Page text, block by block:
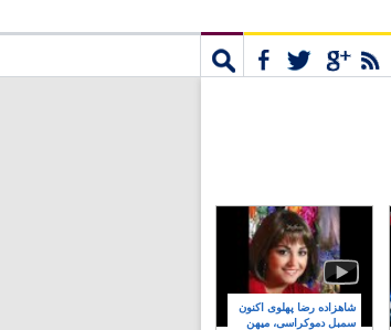
شاهزاده رضا پهلوی اکنون
سمبل دموکراسی، میهن